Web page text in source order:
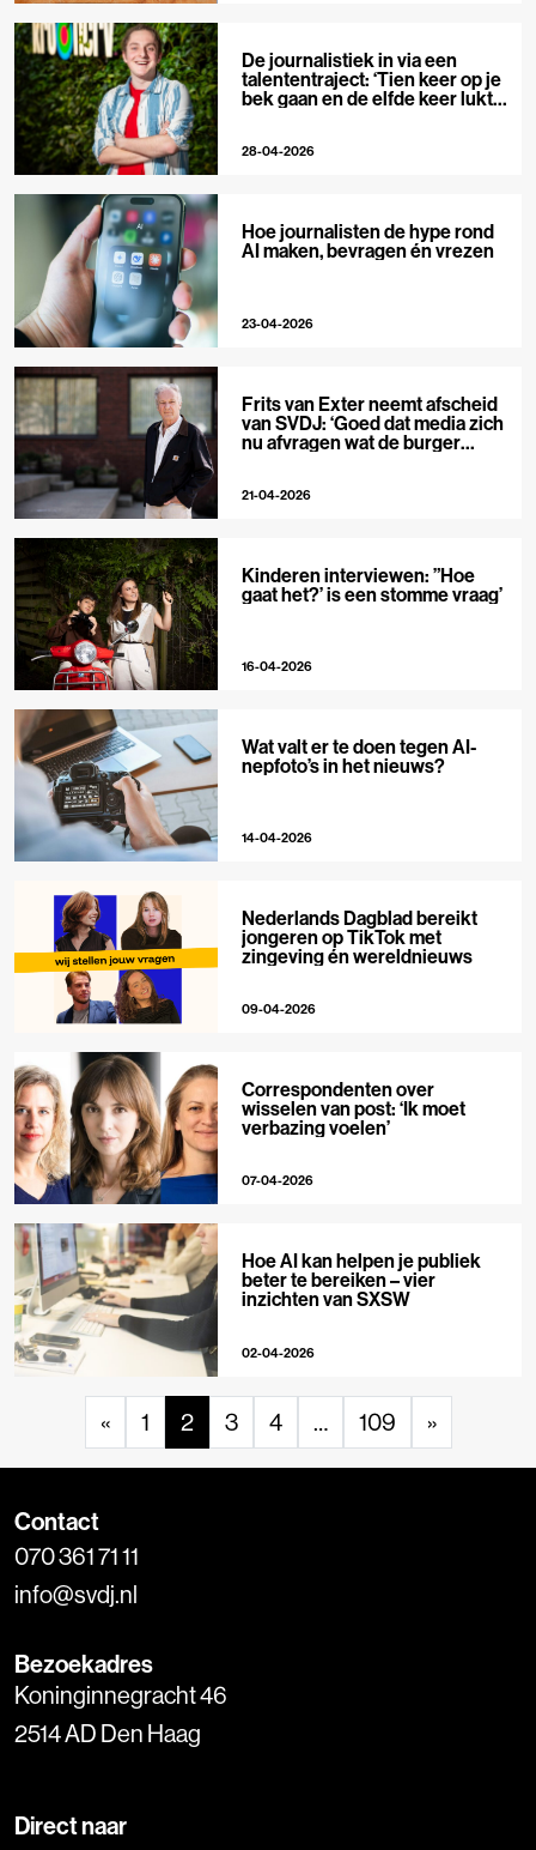
De journalistiek in via een
talententraject: ‘Tien keer op je
bek gaan en de elfde keer lukt
28-04-2026
Hoe journalisten de hype rond
AI maken, bevragen én vrezen
23-04-2026
Frits van Exter neemt afscheid
van SVDJ: ‘Goed dat media zich
nu afvragen wat de burger
21-04-2026
Kinderen interviewen: ”Hoe
gaat het?’ is een stomme vraag’
16-04-2026
Wat valt er te doen tegen AI-
nepfoto’s in het nieuws?
14-04-2026
Nederlands Dagblad bereikt
jongeren op TikTok met
zingeving én wereldnieuws
09-04-2026
Correspondenten over
wisselen van post: ‘Ik moet
verbazing voelen’
07-04-2026
Hoe AI kan helpen je publiek
beter te bereiken – vier
inzichten van SXSW
02-04-2026
« 1 2 3 4 … 109 »
Contact
070 361 71 11
info@svdj.nl
Bezoekadres
Koninginnegracht 46
2514 AD Den Haag
Direct naar